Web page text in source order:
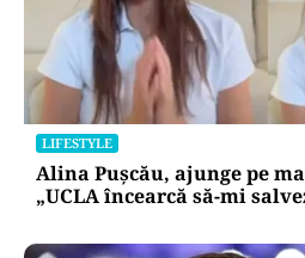
LIFESTYLE
Alina Pușcău, ajunge pe
„UCLA încearcă să-mi